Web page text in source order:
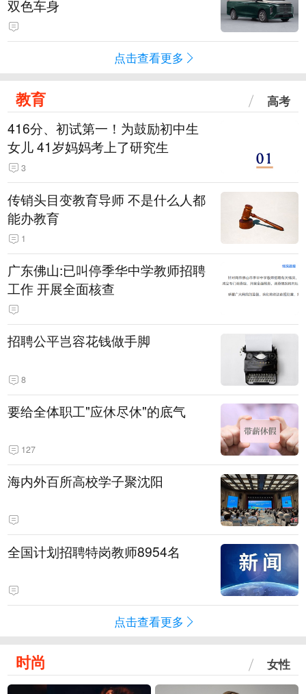
双色车身
点击查看更多
教育 高考
416分、初试第一！为鼓励初中生
女儿 41岁妈妈考上了研究生
3
传销头目变教育导师 不是什么人都
能办教育
1
广东佛山:已叫停季华中学教师招聘
工作 开展全面核查
招聘公平岂容花钱做手脚
8
要给全体职工"应休尽休"的底气
127
海内外百所高校学子聚沈阳
全国计划招聘特岗教师8954名
点击查看更多
时尚 女性